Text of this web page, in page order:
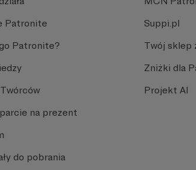
Patronite
Patronite?
na prezent
do pobrania
Suppi.pl
Twój sklep
Zniżki dla
Projekt AI